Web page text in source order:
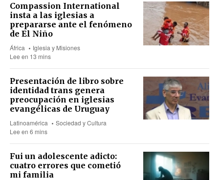
Compassion International
insta a las iglesias a
prepararse ante el fenómeno
de El Niño
África
Iglesia y Misiones
Lee en 13 mins
Presentación de libro sobre
identidad trans genera
preocupación en iglesias
evangélicas de Uruguay
Latinoamérica
Sociedad y Cultura
Lee en 6 mins
Fui un adolescente adicto:
cuatro errores que cometió
mi familia